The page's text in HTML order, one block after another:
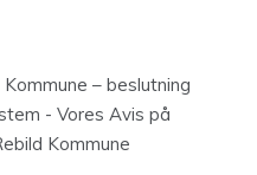
– beslutning
- Vores Avis på
Kommune